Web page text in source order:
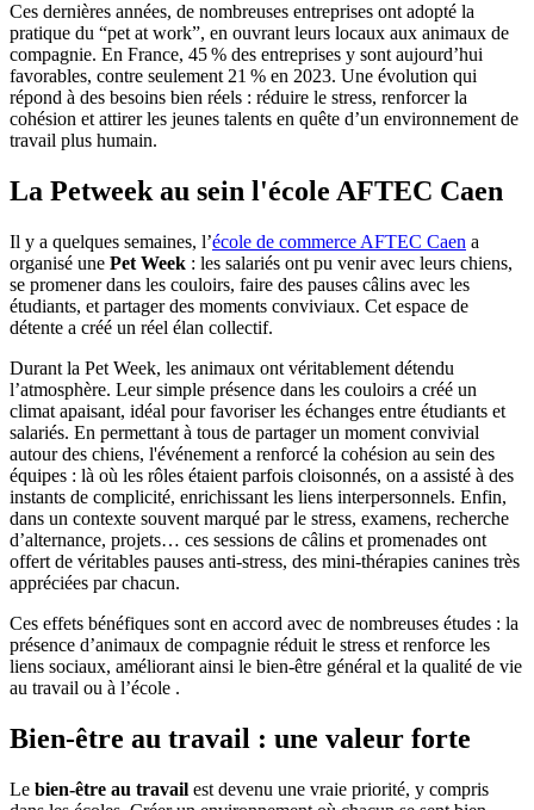
Ces dernières années, de nombreuses entreprises ont adopté la
pratique du “pet at work”, en ouvrant leurs locaux aux animaux de
compagnie. En France, 45 % des entreprises y sont aujourd’hui
favorables, contre seulement 21 % en 2023. Une évolution qui
répond à des besoins bien réels : réduire le stress, renforcer la
cohésion et attirer les jeunes talents en quête d’un environnement de
travail plus humain.
La Petweek au sein l'école AFTEC Caen
Il y a quelques semaines, l’école de commerce AFTEC Caen a
organisé une Pet Week : les salariés ont pu venir avec leurs chiens,
se promener dans les couloirs, faire des pauses câlins avec les
étudiants, et partager des moments conviviaux. Cet espace de
détente a créé un réel élan collectif.
Durant la Pet Week, les animaux ont véritablement détendu
l’atmosphère. Leur simple présence dans les couloirs a créé un
climat apaisant, idéal pour favoriser les échanges entre étudiants et
salariés. En permettant à tous de partager un moment convivial
autour des chiens, l'événement a renforcé la cohésion au sein des
équipes : là où les rôles étaient parfois cloisonnés, on a assisté à des
instants de complicité, enrichissant les liens interpersonnels. Enfin,
dans un contexte souvent marqué par le stress, examens, recherche
d’alternance, projets… ces sessions de câlins et promenades ont
offert de véritables pauses anti-stress, des mini-thérapies canines très
appréciées par chacun.
Ces effets bénéfiques sont en accord avec de nombreuses études : la
présence d’animaux de compagnie réduit le stress et renforce les
liens sociaux, améliorant ainsi le bien-être général et la qualité de vie
au travail ou à l’école .
Bien-être au travail : une valeur forte
Le bien-être au travail est devenu une vraie priorité, y compris